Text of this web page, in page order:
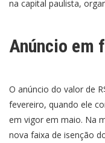
na capital paulista,
Anúncio em
O anúncio do valor de
fevereiro, quando ele
em vigor em maio. Na
nova faixa de isenção